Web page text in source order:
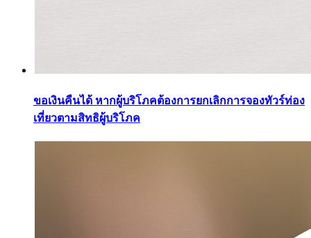
ขอเงินคืนได้ หากผู้บริโภคต้องการยกเลิกการจองทัวร์ท่อง
เที่ยวตามสิทธิผู้บริโภค